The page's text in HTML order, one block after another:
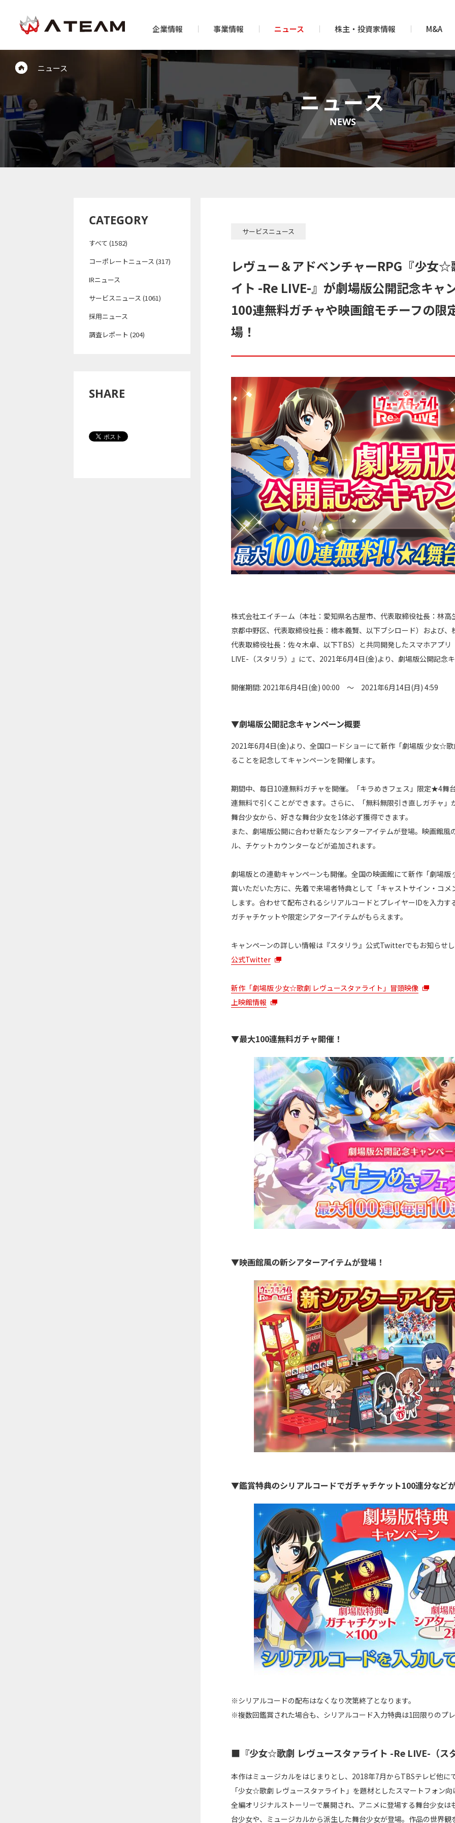
企業情報 事業情報 ニュース 株主・投資家情報 M&A
ニュース
ニュース
NEWS
CATEGORY
すべて (1582)
コーポレートニュース (317)
IRニュース
サービスニュース (1061)
採用ニュース
調査レポート (204)
SHARE
サービスニュース
レヴュー＆アドベンチャーRPG『少女
イト -Re LIVE-』が劇場版公開記念キャ
100連無料ガチャや映画館モチーフの限
場！
株式会社エイチーム（本社：愛知県名古屋市、代表取締役社長：林
京都中野区、代表取締役社長：橋本義賢、以下ブシロード）および
代表取締役社長：佐々木卓、以下TBS）と共同開発したスマホアプ
LIVE-（スタリラ）』にて、2021年6月4日(金)より、劇場版公開記念
開催期間: 2021年6月4日(金) 00:00 ～ 2021年6月14日(月) 4:59
▼劇場版公開記念キャンペーン概要
2021年6月4日(金)より、全国ロードショーにて新作「劇場版 少女☆
ることを記念してキャンペーンを開催します。
期間中、毎日10連無料ガチャを開催。「キラめきフェス」限定★4舞
連無料で引くことができます。さらに、「無料無限引き直しガチャ
舞台少女から、好きな舞台少女を1体必ず獲得できます。
また、劇場版公開に合わせ新たなシアターアイテムが登場。映画館
ル、チケットカウンターなどが追加されます。
劇場版との連動キャンペーンも開催。全国の映画館にて新作「劇場
賞いただいた方に、先着で来場者特典として「キャストサイン・コ
します。合わせて配布されるシリアルコードとプレイヤーIDを入力
ガチャチケットや限定シアターアイテムがもらえます。
キャンペーンの詳しい情報は『スタリラ』公式Twitterでもお知らせ
公式Twitter
新作「劇場版 少女☆歌劇 レヴュースタァライト」冒頭映像
上映館情報
▼最大100連無料ガチャ開催！
▼映画館風の新シアターアイテムが登場！
▼鑑賞特典のシリアルコードでガチャチケット100連分など
※シリアルコードの配布はなくなり次第終了となります。
※複数回鑑賞された場合も、シリアルコード入力特典は1回限りのプ
■『少女☆歌劇 レヴュースタァライト -Re LIVE-（ス
本作はミュージカルをはじまりとし、2018年7月からTBSテレビ他に
「少女☆歌劇 レヴュースタァライト」を題材としたスマートフォン
全編オリジナルストーリーで展開され、アニメに登場する舞台少女
台少女や、ミュージカルから派生した舞台少女が登場。作品の世界